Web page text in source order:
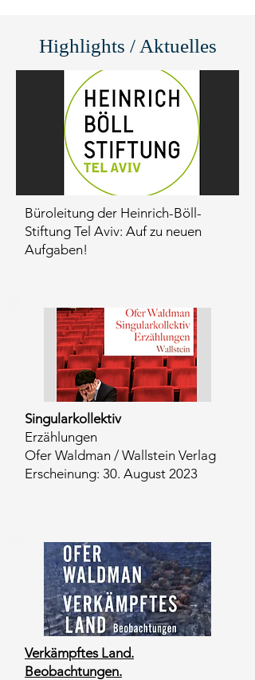
Highlights / Aktuelles
Büroleitung der Heinrich-Böll-
Stiftung Tel Aviv: Auf zu neuen
Aufgaben!
Singularkollektiv
Erzählungen
Ofer Waldman / Wallstein Verlag
Erscheinung: 30. August 2023
Verkämpftes Land.
Beobachtungen.